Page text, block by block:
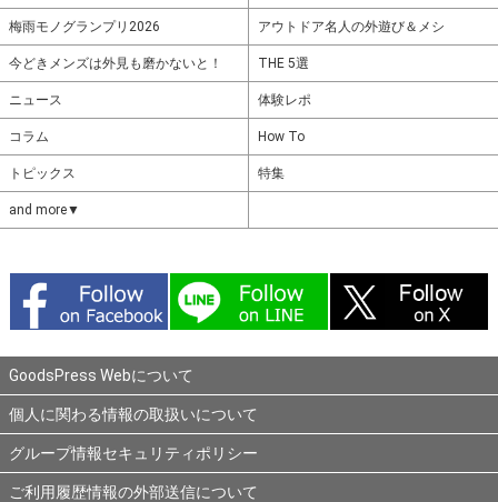
梅雨モノグランプリ2026 アウトドア名人の外遊び＆メシ
今どきメンズは外見も磨かないと！ THE 5選
ニュース 体験レポ
コラム How To
トピックス 特集
and more▼
GoodsPress Webについて
個人に関わる情報の取扱いについて
グループ情報セキュリティポリシー
ご利用履歴情報の外部送信について